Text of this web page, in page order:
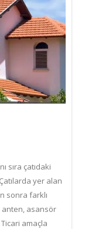
sıra çatıdaki
yer alan
sonra farklı
anten, asansör
amaçla